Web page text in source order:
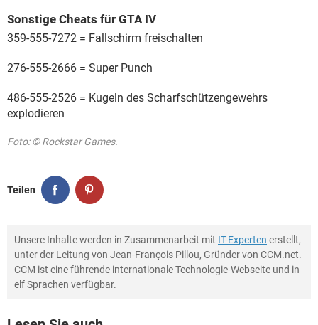
Sonstige Cheats für GTA IV
359-555-7272 = Fallschirm freischalten
276-555-2666 = Super Punch
486-555-2526 = Kugeln des Scharfschützengewehrs
explodieren
Foto: © Rockstar Games.
Teilen
Unsere Inhalte werden in Zusammenarbeit mit IT-Experten erstellt,
unter der Leitung von Jean-François Pillou, Gründer von CCM.net.
CCM ist eine führende internationale Technologie-Webseite und in
elf Sprachen verfügbar.